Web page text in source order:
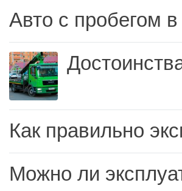
Авто с пробегом в
Как правильно
Можно ли